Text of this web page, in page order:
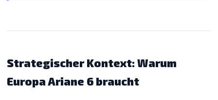
Strategischer Kontext: Warum
Europa Ariane 6 braucht